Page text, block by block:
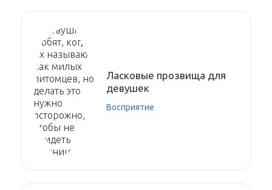
Ласковые прозвища для
девушек
Восприятие